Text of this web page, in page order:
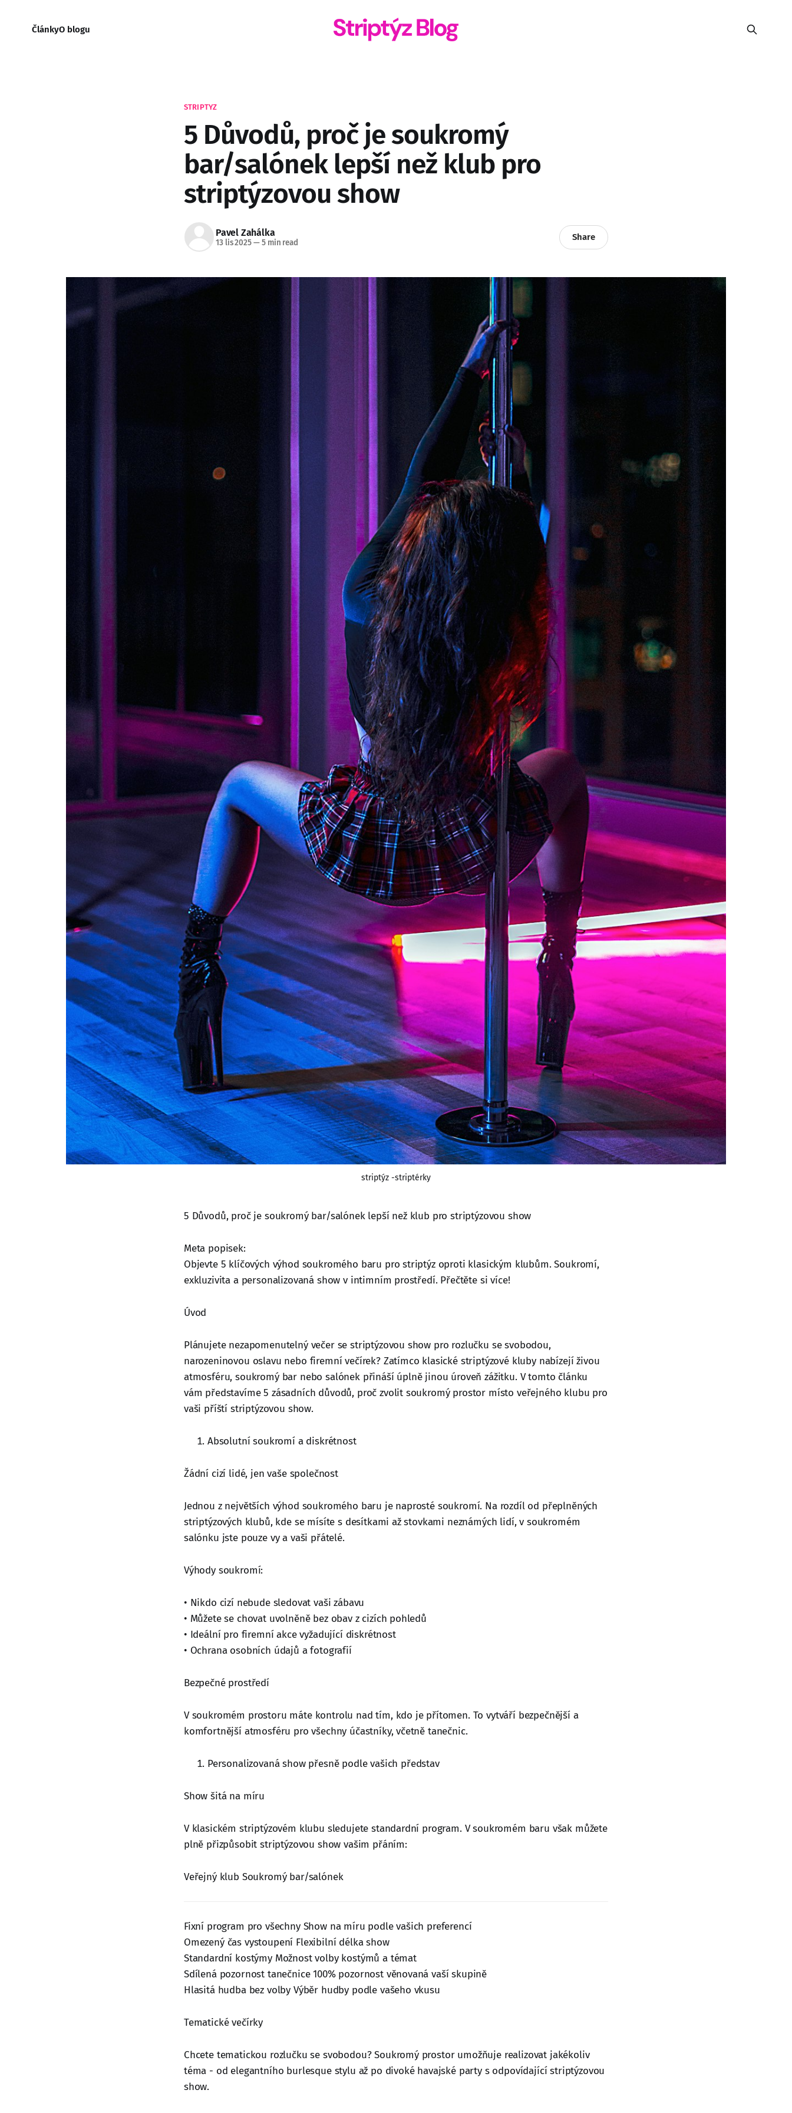
ČlánkyO blogu
STRIPTYZ
5 Důvodů, proč je soukromý
bar/salónek lepší než klub pro
striptýzovou show
Pavel Zahálka
13 lis 2025—5 min read
Share
striptýz -striptérky
5 Důvodů, proč je soukromý bar/salónek lepší než klub pro striptýzovou show
Meta popisek:
Objevte 5 klíčových výhod soukromého baru pro striptýz oproti klasickým klubům. Soukromí,
exkluzivita a personalizovaná show v intimním prostředí. Přečtěte si více!
Úvod
Plánujete nezapomenutelný večer se striptýzovou show pro rozlučku se svobodou,
narozeninovou oslavu nebo firemní večírek? Zatímco klasické striptýzové kluby nabízejí živou
atmosféru, soukromý bar nebo salónek přináší úplně jinou úroveň zážitku. V tomto článku
vám představíme 5 zásadních důvodů, proč zvolit soukromý prostor místo veřejného klubu pro
vaši příští striptýzovou show.
Absolutní soukromí a diskrétnost
Žádní cizí lidé, jen vaše společnost
Jednou z největších výhod soukromého baru je naprosté soukromí. Na rozdíl od přeplněných
striptýzových klubů, kde se mísíte s desítkami až stovkami neznámých lidí, v soukromém
salónku jste pouze vy a vaši přátelé.
Výhody soukromí:
• Nikdo cizí nebude sledovat vaši zábavu
• Můžete se chovat uvolněně bez obav z cizích pohledů
• Ideální pro firemní akce vyžadující diskrétnost
• Ochrana osobních údajů a fotografií
Bezpečné prostředí
V soukromém prostoru máte kontrolu nad tím, kdo je přítomen. To vytváří bezpečnější a
komfortnější atmosféru pro všechny účastníky, včetně tanečnic.
Personalizovaná show přesně podle vašich představ
Show šitá na míru
V klasickém striptýzovém klubu sledujete standardní program. V soukromém baru však můžete
plně přizpůsobit striptýzovou show vašim přáním:
Veřejný klub Soukromý bar/salónek
Fixní program pro všechny Show na míru podle vašich preferencí
Omezený čas vystoupení Flexibilní délka show
Standardní kostýmy Možnost volby kostýmů a témat
Sdílená pozornost tanečnice 100% pozornost věnovaná vaší skupině
Hlasitá hudba bez volby Výběr hudby podle vašeho vkusu
Tematické večírky
Chcete tematickou rozlučku se svobodou? Soukromý prostor umožňuje realizovat jakékoliv
téma - od elegantního burlesque stylu až po divoké havajské party s odpovídající striptýzovou
show.